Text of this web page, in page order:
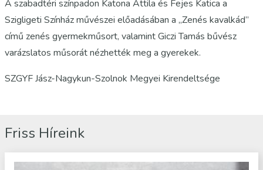
A szabadtéri színpadon Katona Attila és Fejes Katica a
Szigligeti Színház művészei előadásában a „Zenés kavalkád”
című zenés gyermekműsort, valamint Giczi Tamás bűvész
varázslatos műsorát nézhették meg a gyerekek.
SZGYF Jász-Nagykun-Szolnok Megyei Kirendeltsége
Friss Híreink